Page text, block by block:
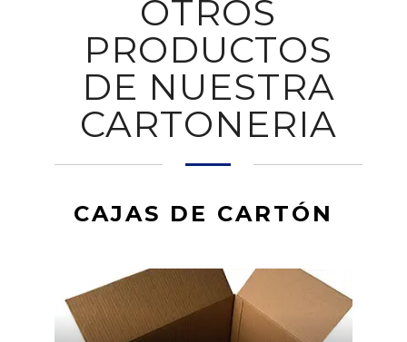
OTROS
PRODUCTOS
DE NUESTRA
CARTONERIA
CAJAS DE CARTÓN